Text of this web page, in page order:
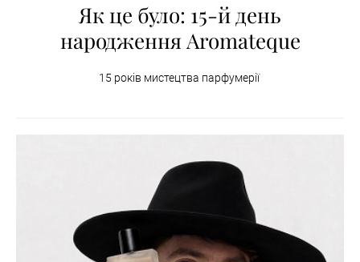
Як це було: 15-й день
народження Aromateque
15 років мистецтва парфумерії